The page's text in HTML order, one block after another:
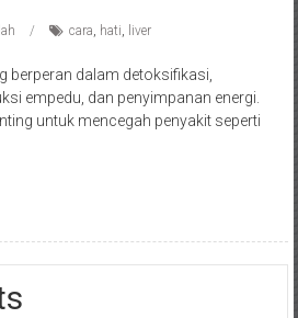
cara hati liver
berperan dalam detoksifikasi,
empedu, dan penyimpanan energi.
untuk mencegah penyakit seperti